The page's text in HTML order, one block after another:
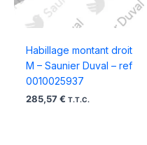
Habillage montant droit
M – Saunier Duval – ref
0010025937
285,57 € T.T.C.